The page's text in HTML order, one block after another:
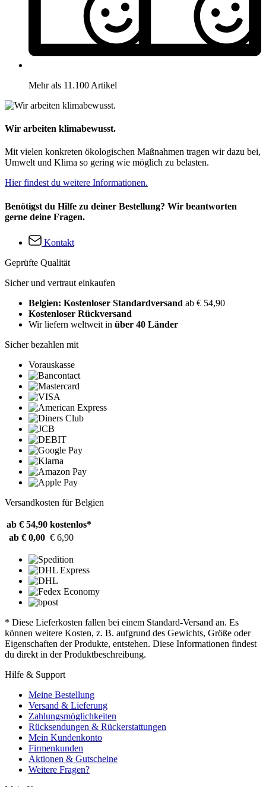
Mehr als 11.100 Artikel
Wir arbeiten klimabewusst.
Mit vielen konkreten ökologischen Maßnahmen tragen wir dazu bei,
Umwelt und Klima so gering wie möglich zu belasten.
Hier findest du weitere Informationen.
Benötigst du Hilfe zu deiner Bestellung? Wir beantworten
gerne deine Fragen.
Kontakt
Geprüfte Qualität
Sicher und vertraut einkaufen
Belgien: Kostenloser Standardversand ab € 54,90
Kostenloser Rückversand
Wir liefern weltweit in über 40 Länder
Sicher bezahlen mit
Vorauskasse
Versandkosten für Belgien
ab € 54,90 kostenlos*
ab € 0,00 € 6,90
* Diese Lieferkosten fallen bei einem Standard-Versand an. Es
können weitere Kosten, z. B. aufgrund des Gewichts, Größe oder
Eigenschaften der Produkte, entstehen. Diese Informationen findest
du direkt in der Produktbeschreibung.
Hilfe & Support
Meine Bestellung
Versand & Lieferung
Zahlungsmöglichkeiten
Rücksendungen & Rückerstattungen
Mein Kundenkonto
Firmenkunden
Aktionen & Gutscheine
Weitere Fragen?